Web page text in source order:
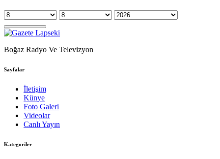
Boğaz Radyo Ve Televizyon
Sayfalar
İletişim
Künye
Foto Galeri
Videolar
Canlı Yayın
Kategoriler